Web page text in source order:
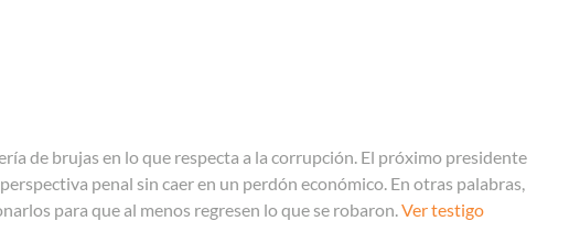
de brujas en lo que respecta a la corrupción. El próximo presidente
penal sin caer en un perdón económico. En otras palabras,
para que al menos regresen lo que se robaron.Ver testigo